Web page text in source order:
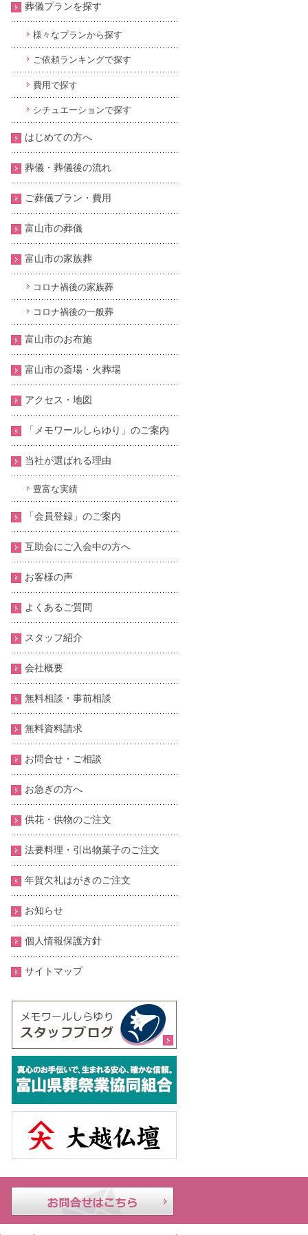
葬儀プランを探す
様々なプランから探す
ご依頼ランキングで探す
費用で探す
シチュエーションで探す
はじめての方へ
葬儀・葬儀後の流れ
ご葬儀プラン・費用
富山市の葬儀
富山市の家族葬
コロナ禍後の家族葬
コロナ禍後の一般葬
富山市のお布施
富山市の斎場・火葬場
アクセス・地図
「メモワールしらゆり」のご案内
当社が選ばれる理由
豊富な実績
「会員登録」のご案内
互助会にご入会中の方へ
お客様の声
よくあるご質問
スタッフ紹介
会社概要
無料相談・事前相談
無料資料請求
お問合せ・ご相談
お急ぎの方へ
供花・供物のご注文
法要料理・引出物菓子のご注文
年賀欠礼はがきのご注文
お知らせ
個人情報保護方針
サイトマップ
らゆ休｜